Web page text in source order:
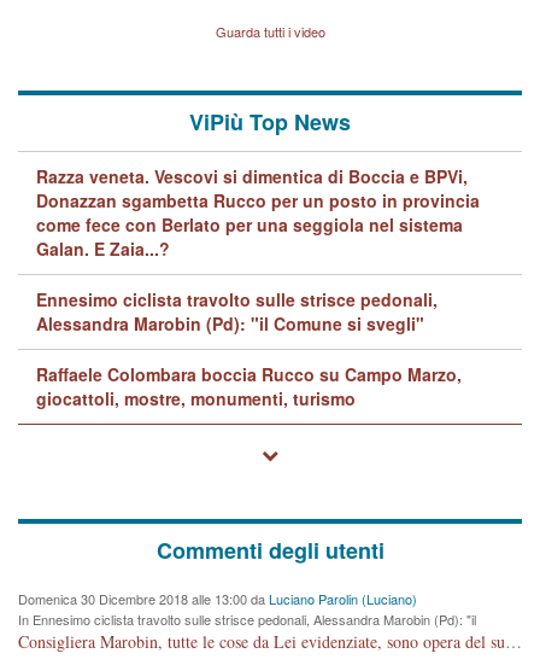
Lavarra: più avvincenti di
quelle di... Barbara D'UrsoGuarda tutti i video
ViPiù Top News
Razza veneta. Vescovi si dimentica di Boccia e BPVi,
Donazzan sgambetta Rucco per un posto in provincia
come fece con Berlato per una seggiola nel sistema
Galan. E Zaia...?
Ennesimo ciclista travolto sulle strisce pedonali,
Alessandra Marobin (Pd): "il Comune si svegli"
Raffaele Colombara boccia Rucco su Campo Marzo,
giocattoli, mostre, monumenti, turismo
Commenti degli utenti
Domenica 30 Dicembre 2018 alle 13:00 daLuciano Parolin (Luciano)
In Ennesimo ciclista travolto sulle strisce pedonali, Alessandra Marobin (Pd): "il
Comune si svegli"
Consigliera Marobin, tutte le cose da Lei evidenziate, sono opera del suo ex Assessore e compagno di Partito Antonio Marco Dalla Pozza Assessore alla "progettazione" di piste ciclabili e altre porcherie. A lui manderei il conto da saldare per incidenti e danni alle persone. E' ora che "finiamola." Avete perso rassegnatevi. qui IL SINDACO RUCCO NON C'ENTRA PER NIENTE. CAPITO!!!!!!!! Amen.